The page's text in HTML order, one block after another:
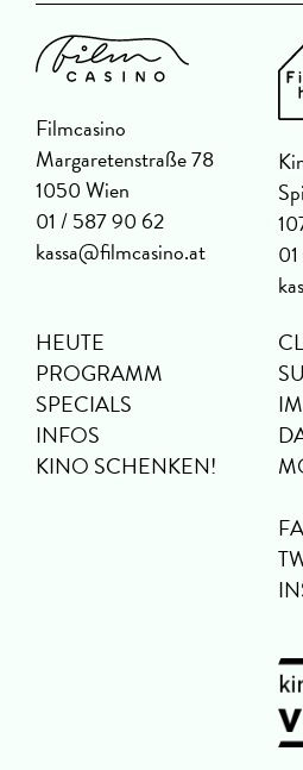
Filmcasino
Margaretenstraße 78
1050 Wien
01 / 587 90 62
kassa@filmcasino.at
HEUTE
PROGRAMM
SPECIALS
INFOS
KINO SCHENKEN!